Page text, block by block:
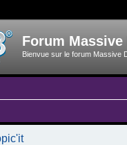
Forum Massive
Bienvue sur le forum Massive